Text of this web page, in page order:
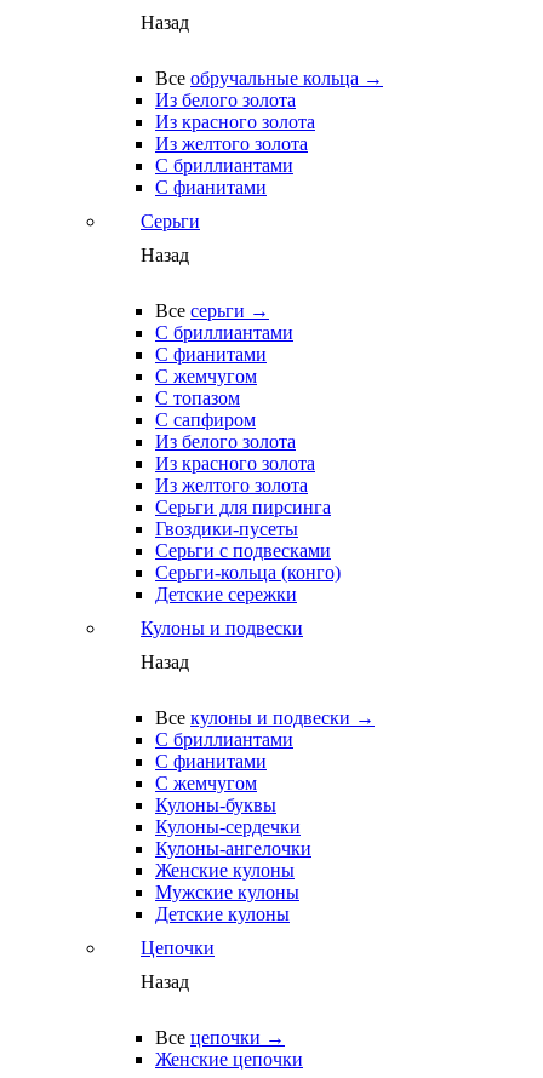
Назад
Все обручальные кольца →
Из белого золота
Из красного золота
Из желтого золота
С бриллиантами
С фианитами
Серьги
Назад
Все серьги →
С бриллиантами
С фианитами
С жемчугом
С топазом
С сапфиром
Из белого золота
Из красного золота
Из желтого золота
Серьги для пирсинга
Гвоздики-пусеты
Серьги с подвесками
Серьги-кольца (конго)
Детские сережки
Кулоны и подвески
Назад
Все кулоны и подвески →
С бриллиантами
С фианитами
С жемчугом
Кулоны-буквы
Кулоны-сердечки
Кулоны-ангелочки
Женские кулоны
Мужские кулоны
Детские кулоны
Цепочки
Назад
Все цепочки →
Женские цепочки